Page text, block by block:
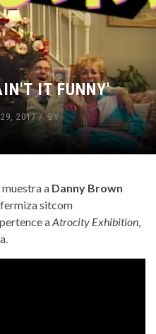
IT FUNNY'
2017
BY
a Danny Brown
sitcom
aAtrocity Exhibition,